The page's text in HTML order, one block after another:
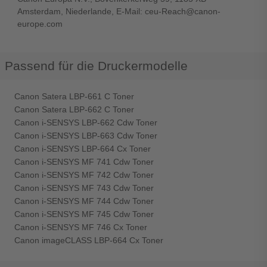
Amsterdam, Niederlande, E-Mail: ceu-Reach@canon-
europe.com
Passend für die Druckermodelle
Canon Satera LBP-661 C Toner
Canon Satera LBP-662 C Toner
Canon i-SENSYS LBP-662 Cdw Toner
Canon i-SENSYS LBP-663 Cdw Toner
Canon i-SENSYS LBP-664 Cx Toner
Canon i-SENSYS MF 741 Cdw Toner
Canon i-SENSYS MF 742 Cdw Toner
Canon i-SENSYS MF 743 Cdw Toner
Canon i-SENSYS MF 744 Cdw Toner
Canon i-SENSYS MF 745 Cdw Toner
Canon i-SENSYS MF 746 Cx Toner
Canon imageCLASS LBP-664 Cx Toner